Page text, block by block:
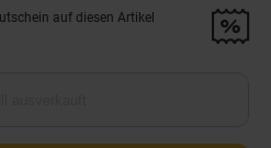
30€ Filialgutschein auf diesen Artikel
auf diesen Artikel